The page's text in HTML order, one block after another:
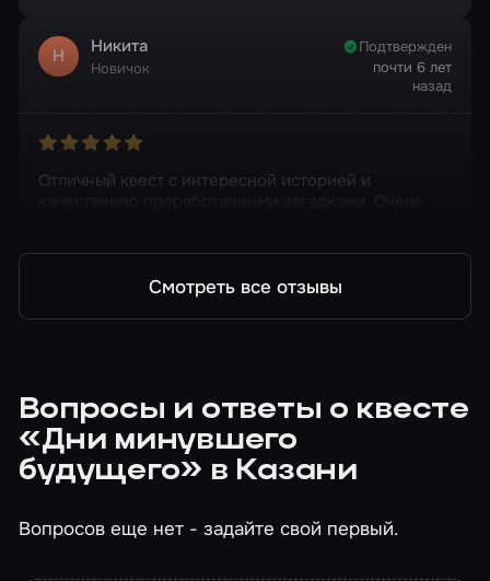
Н Никита
Новичок
Подтвержден
почти 6 лет
назад
Отличный квест с интересной историей и
Смотреть все отзывы
Вопросы и ответы о квесте
«Дни минувшего
будущего» в Казани
Вопросов еще нет - задайте свой первый.